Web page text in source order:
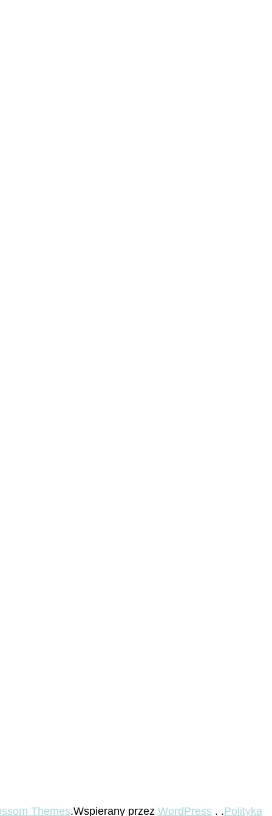
Themes.Wspierany przez WordPress . .Polityka